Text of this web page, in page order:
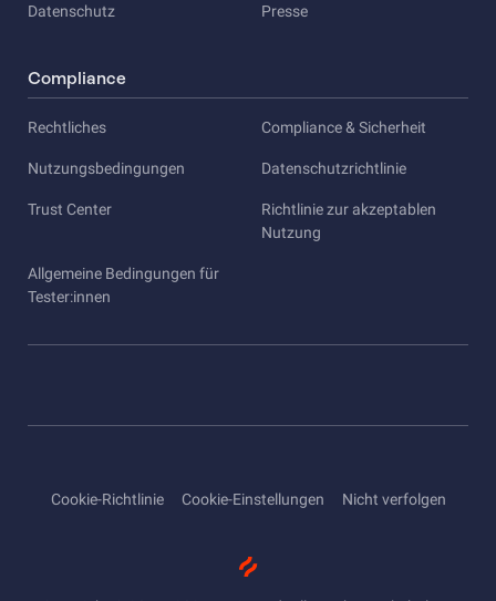
Datenschutz Presse
Compliance
Rechtliches Compliance & Sicherheit
Nutzungsbedingungen Datenschutzrichtlinie
Trust Center
Richtlinie zur akzeptablen
Nutzung
Allgemeine Bedingungen für
Tester:innen
Cookie-Richtlinie Cookie-Einstellungen Nicht verfolgen